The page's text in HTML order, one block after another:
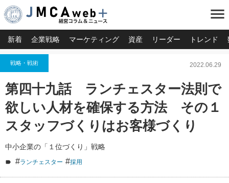
menu
新着 企業戦略 マーケティング 資産 リーダー トレンド
戦略・戦術 2022.06.29
第四十九話 ランチェスター法則で
欲しい人材を確保する方法 その１
スタッフづくりはお客様づくり
中小企業の「１位づくり」戦略
#ランチェスター #採用